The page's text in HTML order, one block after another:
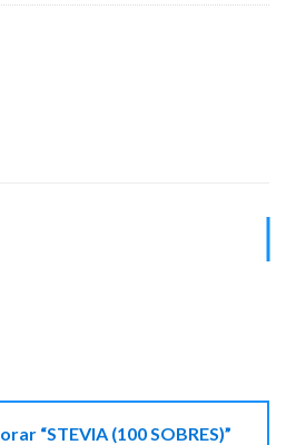
“STEVIA (100 SOBRES)”